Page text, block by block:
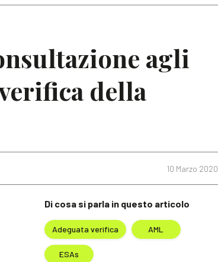
agli
della
10 Marzo 2020
Di cosa si parla in questo articolo
Adeguata verifica AML
ESAs